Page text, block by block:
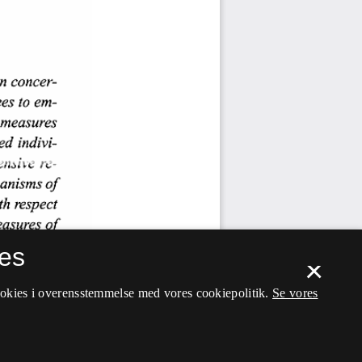
×
i overensstemmelse med vores cookiepolitik. Se vores